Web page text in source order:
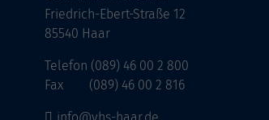
Friedrich-Ebert-Straße 12
85540 Haar
Telefon (089) 46 00 2 800
Fax (089) 46 00 2 816